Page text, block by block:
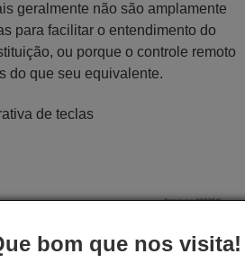
geralmente não são amplamente
para facilitar o entendimento do
ou porque o controle remoto
do que seu equivalente.
de teclas
bom que nos visita!